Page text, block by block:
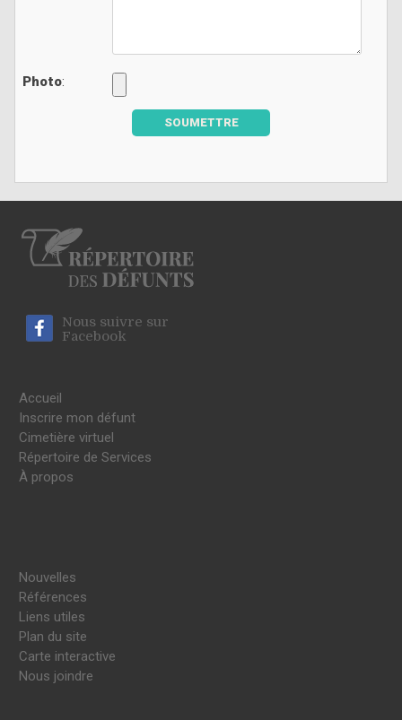
Photo:
SOUMETTRE
Nous suivre sur
Facebook
Accueil
Inscrire mon défunt
Cimetière virtuel
Répertoire de Services
À propos
Nouvelles
Références
Liens utiles
Plan du site
Carte interactive
Nous joindre